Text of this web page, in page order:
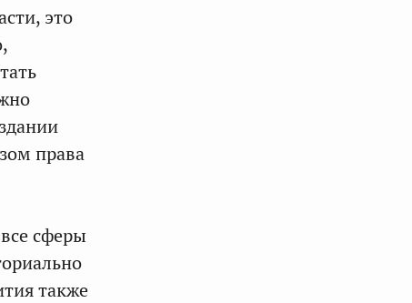
это
права
сферы
также